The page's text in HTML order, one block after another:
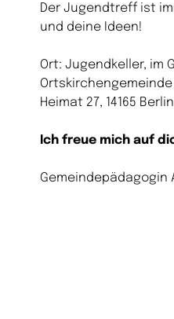
Der Jugendtreff ist
und deine Ideen!
Ort: Jugendkeller, im
Ortskirchengemeinde
Heimat 27, 14165 Berlin
Ich freue mich auf
Gemeindepädagogin